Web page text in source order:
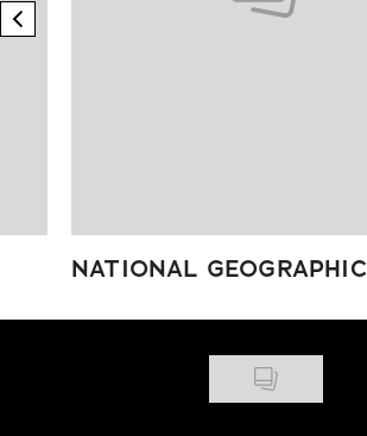
previous element
NATIONAL GEOGRAPHIC